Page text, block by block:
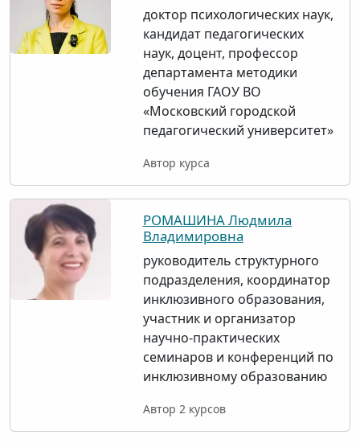
доктор психологических наук,
кандидат педагогических
наук, доцент, профессор
департамента методики
обучения ГАОУ ВО
«Московский городской
педагогический университет»
Автор курса
РОМАШИНА Людмила
Владимировна
руководитель структурного
подразделения, координатор
инклюзивного образования,
участник и организатор
научно-практических
семинаров и конференций по
инклюзивному образованию
Автор 2 курсов